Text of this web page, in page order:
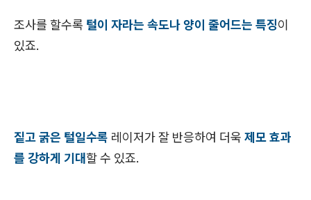
조사를 할수록 털이 자라는 속도나 양이 줄어드는 특징이
있죠.
짙고 굵은 털일수록 레이저가 잘 반응하여 더욱 제모 효과
를 강하게 기대할 수 있죠.